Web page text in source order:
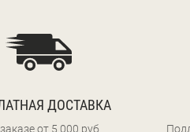
ДОСТАВКА
от 5 000 руб